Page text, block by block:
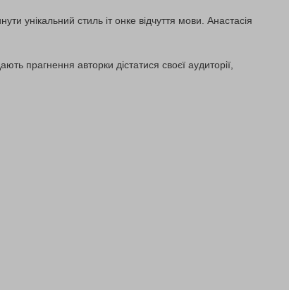
унікальний стиль іт онке відчуття мови. Анастасія
прагнення авторки дістатися своєї аудиторії,